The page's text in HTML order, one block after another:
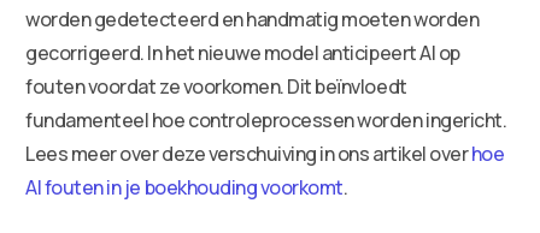
worden gedetecteerd en handmatig moeten worden
gecorrigeerd. In het nieuwe model anticipeert AI op
fouten voordat ze voorkomen. Dit beïnvloedt
fundamenteel hoe controleprocessen worden ingericht.
Lees meer over deze verschuiving in ons artikel overhoe
AI fouten in je boekhouding voorkomt.